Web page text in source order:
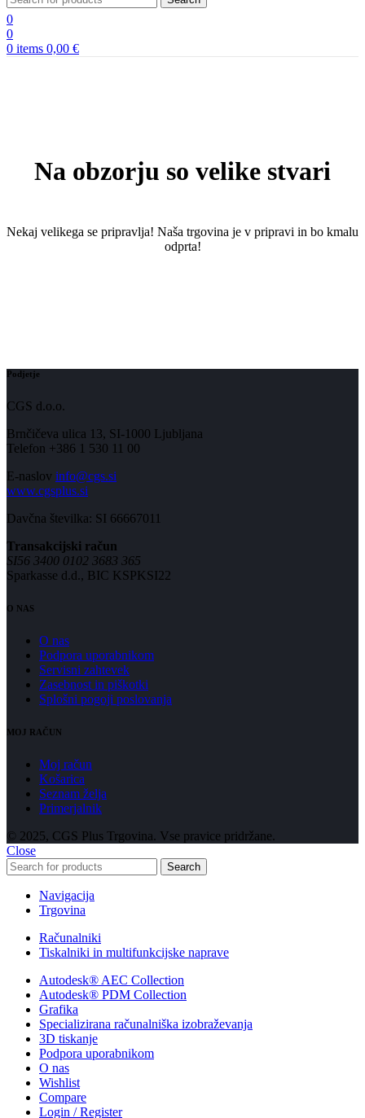
0
0
0 items 0,00 €
Na obzorju so velike stvari
Nekaj ​​velikega se pripravlja! Naša trgovina je v pripravi in ​​bo kmalu
odprta!
Podjetje
CGS d.o.o.
Brnčičeva ulica 13, SI-1000 Ljubljana
Telefon +386 1 530 11 00
E-naslov info@cgs.si
www.cgsplus.si
Davčna številka: SI 66667011
Transakcijski račun
SI56 3400 0102 3683 365
Sparkasse d.d., BIC KSPKSI22
O NAS
O nas
Podpora uporabnikom
Servisni zahtevek
Zasebnost in piškotki
Splošni pogoji poslovanja
MOJ RAČUN
Moj račun
Košarica
Seznam želja
Primerjalnik
© 2025, CGS Plus Trgovina. Vse pravice pridržane.
Close
Search
Navigacija
Trgovina
Računalniki
Tiskalniki in multifunkcijske naprave
Autodesk® AEC Collection
Autodesk® PDM Collection
Grafika
Specializirana računalniška izobraževanja
3D tiskanje
Podpora uporabnikom
O nas
Wishlist
Compare
Login / Register